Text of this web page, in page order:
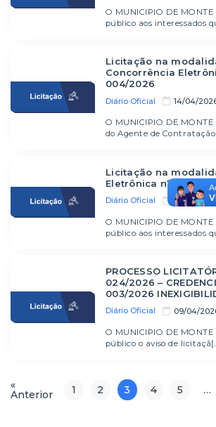
O MUNICIPIO DE
público aos interessados
Diário Oficial 14/04/
Licitação na
Concorrência
004/2026
O MUNICIPIO DE
do Agente de
Diário Oficial 10/04/
Licitação na
Eletrônica nº 003/
O MUNICIPIO DE
público aos interessados
Diário Oficial 09/04/
PROCESSO
024/2026 –
003/2026
O MUNICIPIO DE
público o aviso de
«
Anterior 1 2 3 4 5 …